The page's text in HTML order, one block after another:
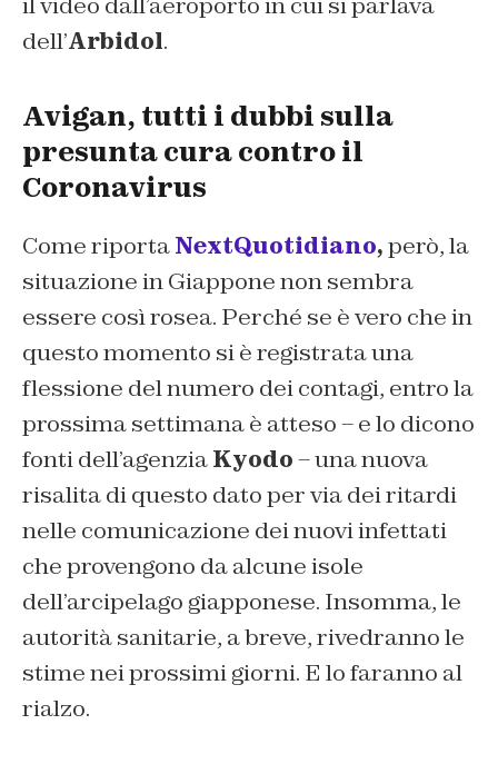
dell’Arbidol.
Avigan, tutti i dubbi sulla
presunta cura contro il
Coronavirus
Come riportaNextQuotidiano,però, la
situazione in Giappone non sembra
essere così rosea. Perché se è vero che in
questo momento si è registrata una
flessione del numero dei contagi, entro la
prossima settimana è atteso – e lo dicono
fonti dell’agenziaKyodo– una nuova
risalita di questo dato per via dei ritardi
nelle comunicazione dei nuovi infettati
che provengono da alcune isole
dell’arcipelago giapponese. Insomma, le
autorità sanitarie, a breve, rivedranno le
stime nei prossimi giorni. E lo faranno al
rialzo.